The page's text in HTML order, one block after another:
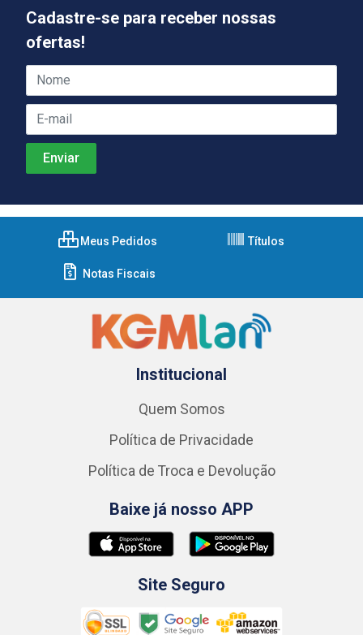
Cadastre-se para receber nossas
ofertas!
Meus Pedidos Títulos
Notas Fiscais
Institucional
Quem Somos
Política de Privacidade
Política de Troca e Devolução
Baixe já nosso APP
Site Seguro